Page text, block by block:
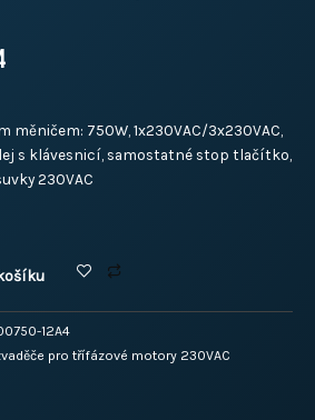
měničem: 750W, 1x230VAC/3x230VAC,
s klávesnicí, samostatné stop tlačítko,
230VAC
12A4
pro třífázové motory 230VAC